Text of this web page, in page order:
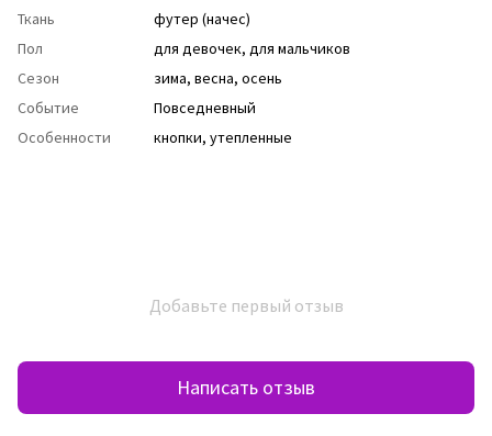
Ткань
футер (начес)
Пол
для девочек, для мальчиков
Сезон
зима, весна, осень
Событие
Повседневный
Особенности
кнопки, утепленные
Добавьте первый отзыв
Написать отзыв